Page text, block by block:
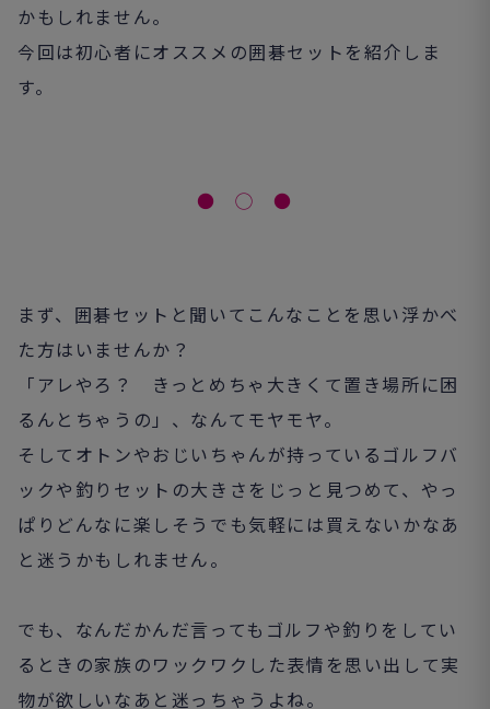
かもしれません。
今回は初心者にオススメの囲碁セットを紹介しま
す。
● ◯ ●
まず、囲碁セットと聞いてこんなことを思い浮かべ
た方はいませんか？
「アレやろ？ きっとめちゃ大きくて置き場所に困
るんとちゃうの」、なんてモヤモヤ。
そしてオトンやおじいちゃんが持っているゴルフバ
ックや釣りセットの大きさをじっと見つめて、やっ
ぱりどんなに楽しそうでも気軽には買えないかなあ
と迷うかもしれません。
でも、なんだかんだ言ってもゴルフや釣りをしてい
るときの家族のワックワクした表情を思い出して実
物が欲しいなあと迷っちゃうよね。